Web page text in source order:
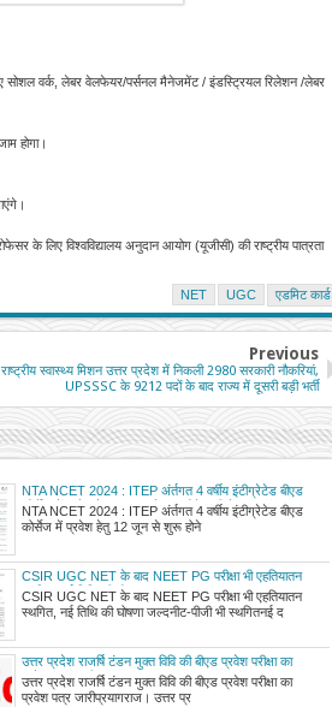
NET UGC एडमिट कार्ड
सोशल वर्क, लेबर वेलफेयर/पर्सनल मैनेजमेंट / इंडस्ट्रियल रिलेशन /लेबर
होगा।
के लिए विश्वविद्यालय अनुदान आयोग (यूजीसी) की राष्ट्रीय पात्रता
Previous
स्वास्थ्य मिशन उत्तर प्रदेश में निकली 2980 सरकारी नौकरियां,
UPSSSC के 9212 पदों के बाद राज्य में दूसरी बड़ी भर्ती
NTA NCET 2024 : ITEP अंर्तगत 4 वर्षीय इंटीग्रेटेड बीएड
कोर्सेज में प्रवेश हेतु 12 जून से शुरू होने वाली नेशनल कॉमन
एंट्रेंस टेस्ट के लिए एडमिट कार्ड और एग्जाम सिटी स्लिप जारी; ऐसे
करें डाउनलोड
NTA NCET 2024 : ITEP अंर्तगत 4 वर्षीय इंटीग्रेटेड बीएड
कोर्सेज में प्रवेश हेतु 12 जून से शुरू होने
CSIR UGC NET के बाद NEET PG परीक्षा भी एहतियातन
स्थगित, नई तिथि की घोषणा जल्द
CSIR UGC NET के बाद NEET PG परीक्षा भी एहतियातन
स्थगित, नई तिथि की घोषणा जल्दनीट-पीजी भी स्थगितनई द
उत्तर प्रदेश राजर्षि टंडन मुक्त विवि की बीएड प्रवेश परीक्षा का
प्रवेश पत्र जारी
उत्तर प्रदेश राजर्षि टंडन मुक्त विवि की बीएड प्रवेश परीक्षा का
प्रवेश पत्र जारीप्रयागराज। उत्तर प्र